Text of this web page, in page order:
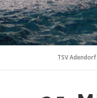
TSV Adendorf